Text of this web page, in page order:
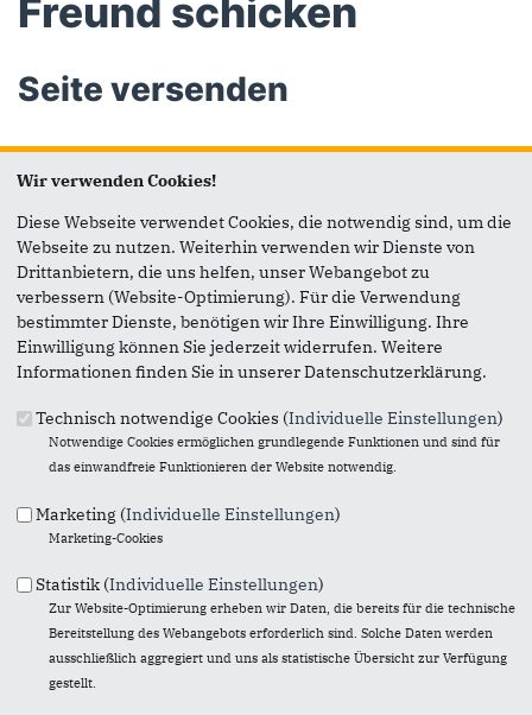
Freund schicken
Seite versenden
Vielen Dank, dass Sie die Inhalte unserer Homepage
weiterempfehlen.
Anmerkung: Ihre E-Mail-Adresse wird benötigt um die
Personen, denen Sie die Seite weiterempfehlen, zu
informieren, von wem die Empfehlung kommt, und dass es
kein Spam ist.
Das mit * gekennzeichnete Feld ist ein Pflichtfeld.
Eigener Name*
Wir verwenden Cookies!
Diese Webseite verwendet Cookies, die notwendig sind, um die
Webseite zu nutzen. Weiterhin verwenden wir Dienste von
Drittanbietern, die uns helfen, unser Webangebot zu
verbessern (Website-Optimierung). Für die Verwendung
bestimmter Dienste, benötigen wir Ihre Einwilligung. Ihre
Einwilligung können Sie jederzeit widerrufen. Weitere
Informationen finden Sie in unserer Datenschutzerklärung.
Technisch notwendige Cookies (Individuelle Einstellungen)
Notwendige Cookies ermöglichen grundlegende Funktionen und sind für
das einwandfreie Funktionieren der Website notwendig.
Marketing (Individuelle Einstellungen)
Marketing-Cookies
Statistik (Individuelle Einstellungen)
Zur Website-Optimierung erheben wir Daten, die bereits für die technische
Bereitstellung des Webangebots erforderlich sind. Solche Daten werden
ausschließlich aggregiert und uns als statistische Übersicht zur Verfügung
gestellt.